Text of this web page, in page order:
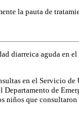
la pauta de
diarreica aguda en
en el Servicio
Departamento de
niños que